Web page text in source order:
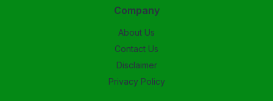
Company
About Us
Contact Us
Disclaimer
Privacy Policy